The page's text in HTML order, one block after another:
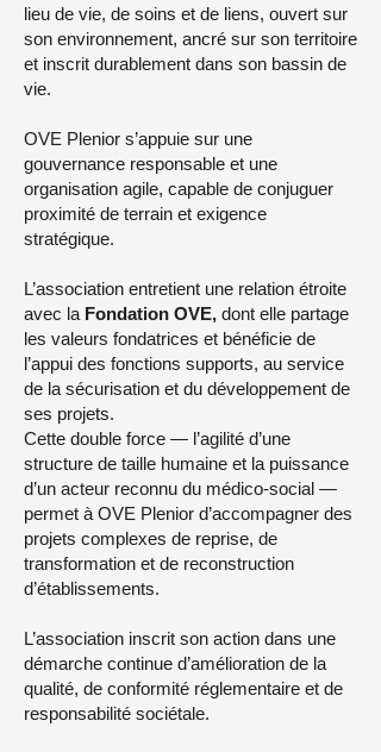
lieu de vie, de soins et de liens, ouvert sur
son environnement, ancré sur son territoire
et inscrit durablement dans son bassin de
vie.
OVE Plenior s’appuie sur une
gouvernance responsable et une
organisation agile, capable de conjuguer
proximité de terrain et exigence
stratégique.
L’association entretient une relation étroite
avec la Fondation OVE, dont elle partage
les valeurs fondatrices et bénéficie de
l’appui des fonctions supports, au service
de la sécurisation et du développement de
ses projets.
Cette double force — l’agilité d’une
structure de taille humaine et la puissance
d’un acteur reconnu du médico-social —
permet à OVE Plenior d’accompagner des
projets complexes de reprise, de
transformation et de reconstruction
d’établissements.
L’association inscrit son action dans une
démarche continue d’amélioration de la
qualité, de conformité réglementaire et de
responsabilité sociétale.